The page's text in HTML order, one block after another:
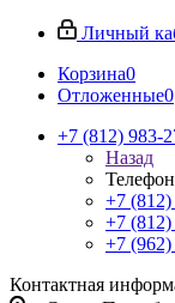
Личный
Корзина0
Отложенные0
+7 (812) 983-
Назад
+7
+7
+7
Контактная